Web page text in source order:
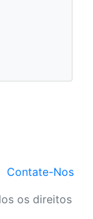
Contate-Nos
os direitos